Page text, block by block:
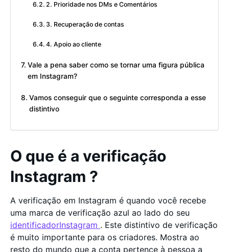
2. Prioridade nos DMs e Comentários
3. Recuperação de contas
4. Apoio ao cliente
Vale a pena saber como se tornar uma figura pública
em Instagram?
Vamos conseguir que o seguinte corresponda a esse
distintivo
O que é a verificação
Instagram ?
A verificação em Instagram é quando você recebe
uma marca de verificação azul ao lado do seu
identificadorInstagram . Este distintivo de verificação
é muito importante para os criadores. Mostra ao
resto do mundo que a conta pertence à pessoa a